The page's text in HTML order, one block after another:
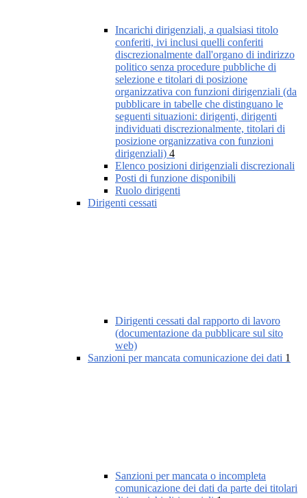
Incarichi dirigenziali, a qualsiasi titolo
conferiti, ivi inclusi quelli conferiti
discrezionalmente dall'organo di indirizzo
politico senza procedure pubbliche di
selezione e titolari di posizione
organizzativa con funzioni dirigenziali (da
pubblicare in tabelle che distinguano le
seguenti situazioni: dirigenti, dirigenti
individuati discrezionalmente, titolari di
posizione organizzativa con funzioni
dirigenziali) 4
Elenco posizioni dirigenziali discrezionali
Posti di funzione disponibili
Ruolo dirigenti
Dirigenti cessati
Dirigenti cessati dal rapporto di lavoro
(documentazione da pubblicare sul sito
web)
Sanzioni per mancata comunicazione dei dati 1
Sanzioni per mancata o incompleta
comunicazione dei dati da parte dei titolari